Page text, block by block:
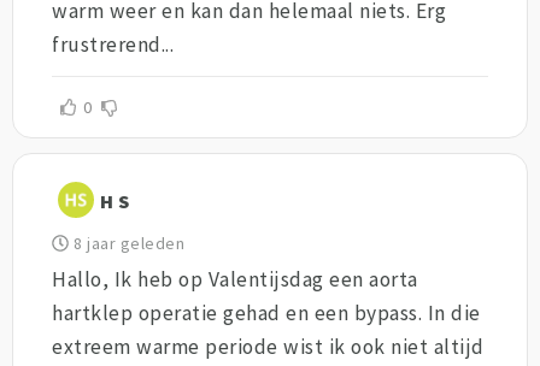
warm weer en kan dan helemaal niets. Erg
frustrerend...
0
H S
8 jaar geleden
Hallo, Ik heb op Valentijsdag een aorta
hartklep operatie gehad en een bypass. In die
extreem warme periode wist ik ook niet altijd